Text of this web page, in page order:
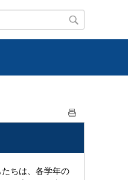
ちは、各学年の